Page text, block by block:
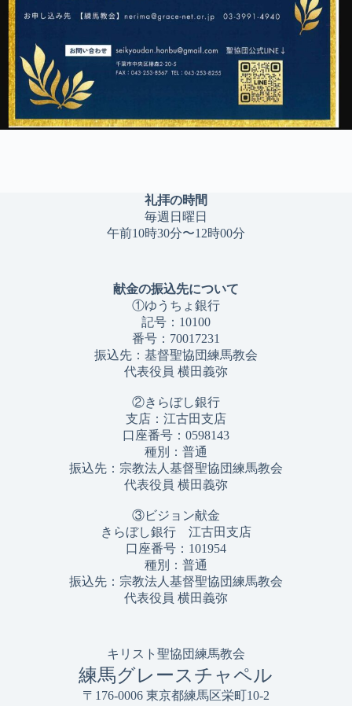
礼拝の時間
毎週日曜日
午前10時30分〜12時00分
献金の振込先について
①ゆうちょ銀行
記号：10100
番号：70017231
振込先：基督聖協団練馬教会
代表役員 横田義弥
②きらぼし銀行
支店：江古田支店
口座番号：0598143
種別：普通
振込先：宗教法人基督聖協団練馬教会
代表役員 横田義弥
③ビジョン献金
きらぼし銀行 江古田支店
口座番号：101954
種別：普通
振込先：宗教法人基督聖協団練馬教会
代表役員 横田義弥
キリスト聖協団練馬教会
練馬グレースチャペル
〒176-0006 東京都練馬区栄町10-2